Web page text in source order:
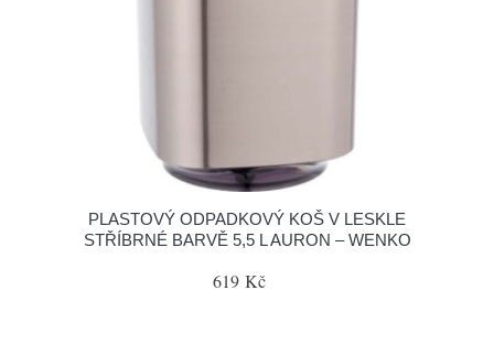
PLASTOVÝ ODPADKOVÝ KOŠ V LESKLE
STŘÍBRNÉ BARVĚ 5,5 L AURON – WENKO
619 Kč